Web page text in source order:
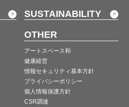
SUSTAINABILITY
OTHER
アートスペース和
健康経営
情報セキュリティ基本方針
プライバシーポリシー
個人情報保護方針
CSR調達